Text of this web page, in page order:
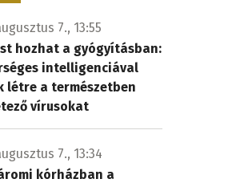
7., 13:55
hozhat a gyógyításban:
intelligenciával
létre a természetben
vírusokat
7., 13:34
kórházban a